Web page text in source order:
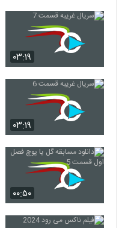
۰۳:۱۹
۰۳:۱۹
۰۰:۵۰